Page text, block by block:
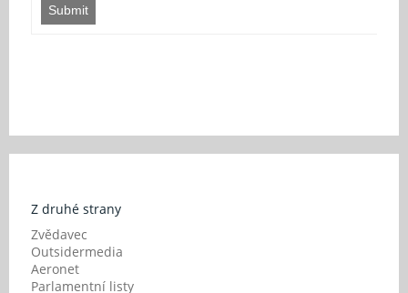
Submit
Z druhé strany
Zvědavec
Outsidermedia
Aeronet
Parlamentní listy